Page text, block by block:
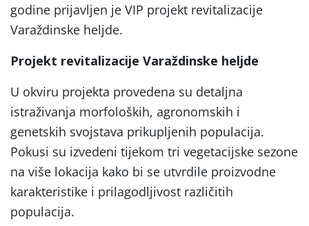
godine prijavljen je VIP projekt revitalizacije
Varaždinske heljde.
Projekt revitalizacije Varaždinske heljde
U okviru projekta provedena su detaljna
istraživanja morfoloških, agronomskih i
genetskih svojstava prikupljenih populacija.
Pokusi su izvedeni tijekom tri vegetacijske sezone
na više lokacija kako bi se utvrdile proizvodne
karakteristike i prilagodljivost različitih
populacija.